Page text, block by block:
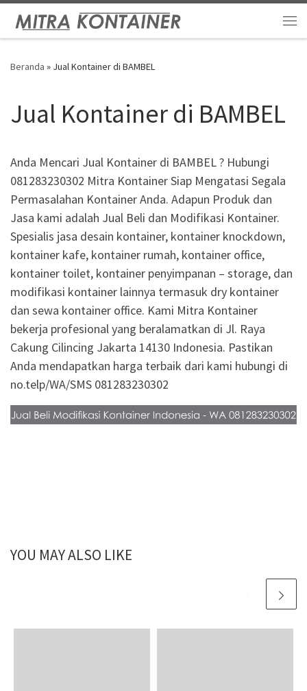
Skip to content
Beranda » Jual Kontainer di BAMBEL
Jual Kontainer di BAMBEL
Anda Mencari Jual Kontainer di BAMBEL ? Hubungi
081283230302 Mitra Kontainer Siap Mengatasi Segala
Permasalahan Kontainer Anda. Adapun Produk dan
Jasa kami adalah Jual Beli dan Modifikasi Kontainer.
Spesialis jasa desain kontainer, kontainer knockdown,
kontainer kafe, kontainer rumah, kontainer office,
kontainer toilet, kontainer penyimpanan – storage, dan
modifikasi kontainer lainnya termasuk dry kontainer
dan sewa kontainer office. Kami Mitra Kontainer
bekerja profesional yang beralamatkan di Jl. Raya
Cakung Cilincing Jakarta 14130 Indonesia. Pastikan
Anda mendapatkan harga terbaik dari kami hubungi di
no.telp/WA/SMS 081283230302
YOU MAY ALSO LIKE